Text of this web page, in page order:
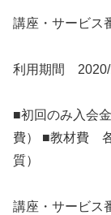
講座・サービス
利用期間 2020/
■初回のみ入会
費） ■教材費
質）
講座・サービス